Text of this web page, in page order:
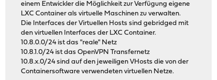
einem Entwickler die Möglichkeit zur Verfügung eigene
LXC Container als virtuelle Maschinen zu verwalten.
Die Interfaces der Virtuellen Hosts sind gebridged mit
den virtuellen Interfaces der LXC Container.
10.8.0.0/24 ist das "reale" Netz
10.8.1.0/24 ist das OpenVPN Transfernetz
10.8.x.0/24 sind auf den jeweiligen VHosts die von der
Containersoftware verwendeten virtuellen Netze.